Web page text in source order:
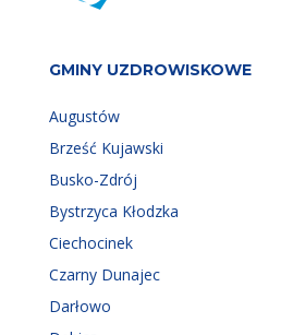
GMINY UZDROWISKOWE
Augustów
Brześć Kujawski
Busko-Zdrój
Bystrzyca Kłodzka
Ciechocinek
Czarny Dunajec
Darłowo